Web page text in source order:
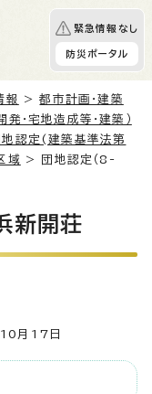
緊急情報なし
防災ポータル
報 >都市計画・建築
発・宅地造成等・建築）
地認定(建築基準法第
域 > 団地認定（8-
新開荘
月17日